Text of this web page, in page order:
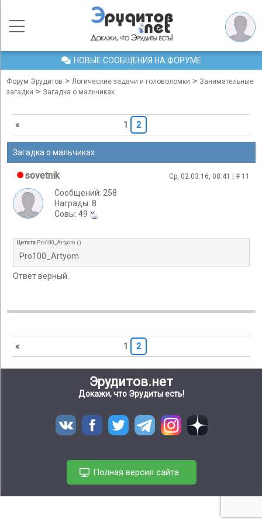
НОВЫЕ СООБЩЕНИЯ НА ФОРУМЕ
Форум Эрудитов > Логические задачи и головоломки > Занимательные
загадки > Загадка о мальчиках
« 1 2
Загадка о мальчиках
sovetnik Ср, 02.03.16, 08:41 | # 11
Сообщений: 258
Награды: 8
Cовы: 49
Цитата Pro100_Artyom ()
Pro100_Artyom
Ответ верный.
« 1 2
Эрудитов.нет
Докажи, что Эрудиты есть!
Полная версия сайта